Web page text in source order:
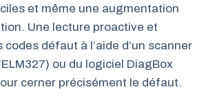
et même une augmentation
Une lecture proactive et
défaut à l’aide d’un scanner
ou du logiciel DiagBox
cerner précisément le défaut.